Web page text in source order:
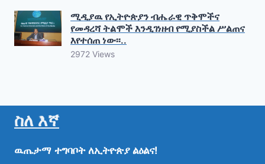
ሚዲያዉ የኢትዮጵያን ብሔራዊ ጥቅሞችና
የመዳረሻ ትልሞች እንዲገነዘብ የሚያስችል ሥልጠና
እየተሰጠ ነው፡፡..
2972 Views
ስለ እኛ
ዉጤታማ ተግባቦት ለኢትዮጵያ ልዕልና!